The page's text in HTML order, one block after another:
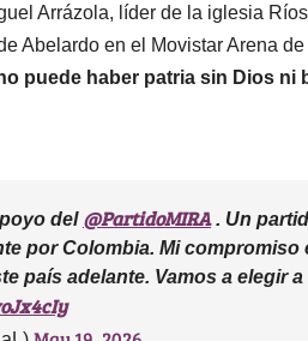
Arrázola, líder de la iglesia
Abelardo en el Movistar Arena de
puede haber patria sin Dios ni
del @PartidoMIRA. Un
por Colombia. Mi compromiso
país adelante. Vamos a elegir